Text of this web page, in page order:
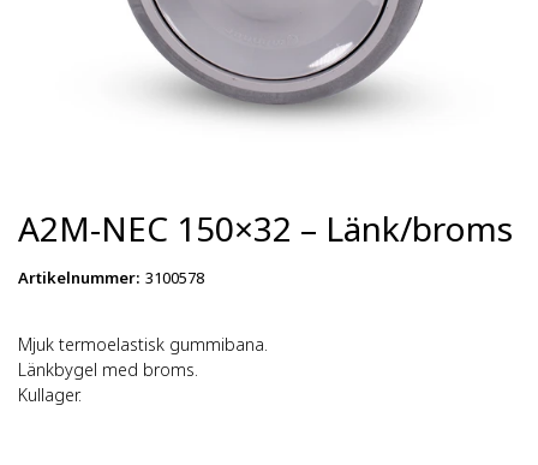
A2M-NEC 150×32 – Länk/broms
Artikelnummer: 3100578
Mjuk termoelastisk gummibana.
Länkbygel med broms.
Kullager.